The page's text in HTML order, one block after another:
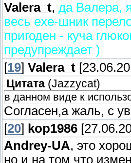
Valera_t, да Валера,
весь exe-шник
пригоден - куча
предупреждает )
[19] Valera_t
Цитата (Jazzycat)
в данном виде к
Согласен,а жаль, с
[20] kop1986
Andrey-UA, это
но и на том что